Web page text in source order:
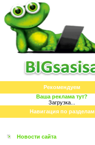
Рекомендуем
Ваша реклама тут?
Загрузка...
Навигация по разделам
Новости сайта